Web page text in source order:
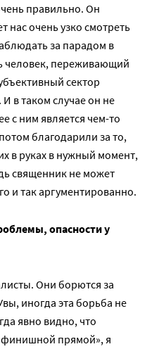
правильно. Он
нас очень узко смотреть
за парадом в
человек, переживающий
сектор
в таком случае он не
с ним является чем-то
благодарили за то,
в руках в нужный момент,
священник не может
и так аргументированно.
опасности у
Они борются за
иногда эта борьба не
явно видно, что
прямой», я